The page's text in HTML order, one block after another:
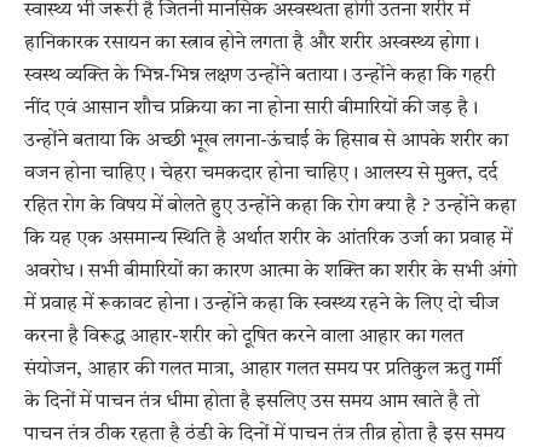
स्वास्थ्य भी जरूरी है जितनी मानसिक अस्वस्थता होगी उतना शरीर में
हानिकारक रसायन का स्त्राव होने लगता है और शरीर अस्वस्थ्य होगा।
स्वस्थ व्यक्ति के भिन्न-भिन्न लक्षण उन्होंने बताया। उन्होंने कहा कि गहरी
नींद एवं आसान शौच प्रक्रिया का ना होना सारी बीमारियों की जड़ है।
उन्होंने बताया कि अच्छी भूख लगना-ऊंचाई के हिसाब से आपके शरीर का
वजन होना चाहिए। चेहरा चमकदार होना चाहिए। आलस्य से मुक्त, दर्द
रहित रोग के विषय में बोलते हुए उन्होंने कहा कि रोग क्या है ? उन्होंने कहा
कि यह एक असमान्य स्थिति है अर्थात शरीर के आंतरिक उर्जा का प्रवाह में
अवरोध। सभी बीमारियों का कारण आत्मा के शक्ति का शरीर के सभी अंगो
में प्रवाह में रूकावट होना। उन्होंने कहा कि स्वस्थ्य रहने के लिए दो चीज
करना है विरूद्ध आहार-शरीर को दूषित करने वाला आहार का गलत
संयोजन, आहार की गलत मात्रा, आहार गलत समय पर प्रतिकुल ऋतु गर्मी
के दिनों में पाचन तंत्र धीमा होता है इसलिए उस समय आम खाते है तो
पाचन तंत्र ठीक रहता है ठंडी के दिनों में पाचन तंत्र तीव्र होता है इस समय